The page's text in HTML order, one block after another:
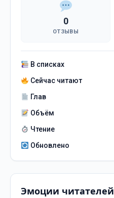
0
ОТЗЫВЫ
В списках
Сейчас читают
Глав
Объём
Чтение
Обновлено
Эмоции читателей